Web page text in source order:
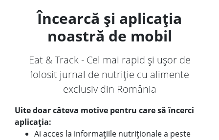
Încearcă și aplicația
noastră de mobil
Eat & Track - Cel mai rapid și ușor de
folosit jurnal de nutriție cu alimente
exclusiv din România
Uite doar câteva motive pentru care să încerci
aplicația:
Ai acces la informațiile nutriționale a peste